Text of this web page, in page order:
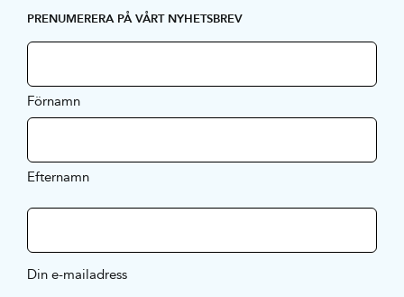
PRENUMERERA PÅ VÅRT NYHETSBREV
Förnamn
Efternamn
Din e-mailadress